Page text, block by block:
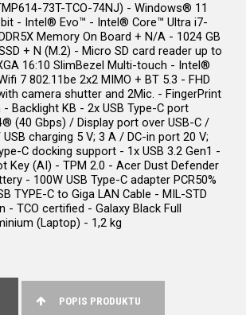
73T-TCO-74NJ) - Windows® 11
- Intel® Evo™ - Intel® Core™ Ultra i7-
Memory On Board + N/A - 1024 GB
+ N (M.2) - Micro SD card reader up to
16:10 SlimBezel Multi-touch - Intel®
7 802.11be 2x2 MIMO + BT 5.3 - FHD
camera shutter and 2Mic. - FingerPrint
Backlight KB - 2x USB Type-C port
(40 Gbps) / Display port over USB-C /
charging 5 V; 3 A / DC-in port 20 V;
C docking support - 1x USB 3.2 Gen1 -
Key (AI) - TPM 2.0 - Acer Dust Defender
- 100W USB Type-C adapter PCR50%
TYPE-C to Giga LAN Cable - MIL-STD
TCO certified - Galaxy Black Full
(Laptop) - 1,2 kg
POPIS PRODUKTU